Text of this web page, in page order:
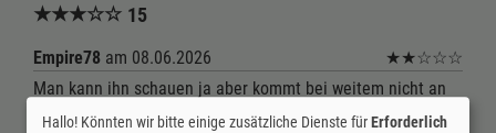
★★★☆☆ 15
Empire78 am 08.06.2026 ★★☆☆☆
Man kann ihn schauen ja aber kommt bei weitem nicht an
Teil 1 ran.
Hallo! Könnten wir bitte einige zusätzliche Dienste fürErforderlich